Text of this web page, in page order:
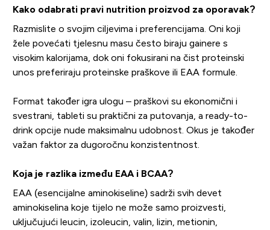
Kako odabrati pravi nutrition proizvod za oporavak?
Razmislite o svojim ciljevima i preferencijama. Oni koji
žele povećati tjelesnu masu često biraju gainere s
visokim kalorijama, dok oni fokusirani na čist proteinski
unos preferiraju proteinske praškove ili EAA formule.
Format također igra ulogu – praškovi su ekonomični i
svestrani, tableti su praktični za putovanja, a ready-to-
drink opcije nude maksimalnu udobnost. Okus je također
važan faktor za dugoročnu konzistentnost.
Koja je razlika između EAA i BCAA?
EAA (esencijalne aminokiseline) sadrži svih devet
aminokiselina koje tijelo ne može samo proizvesti,
uključujući leucin, izoleucin, valin, lizin, metionin,